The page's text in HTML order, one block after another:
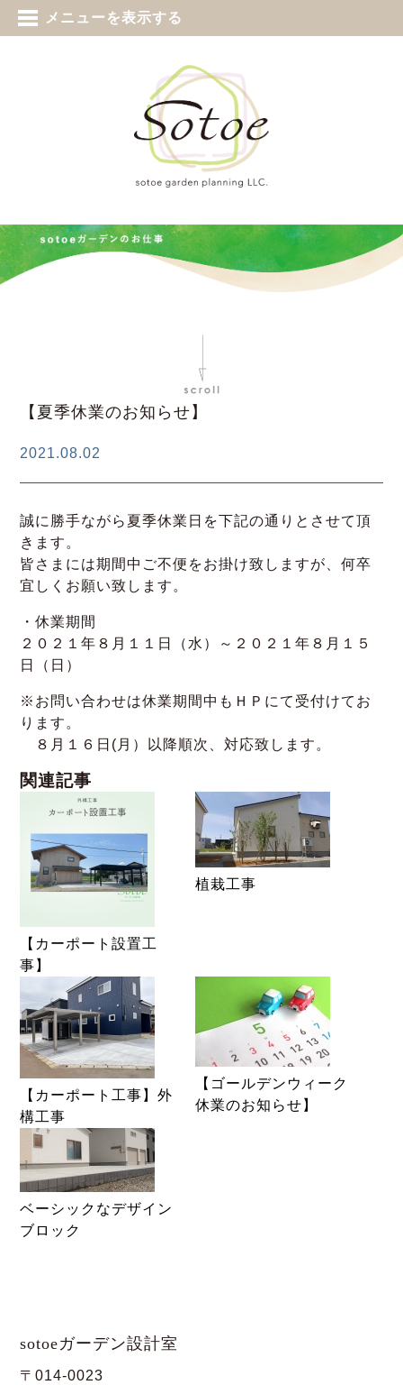
メニューを表示する
tel 0187-73-5388
【夏季休業のお知らせ】
2021.08.02
誠に勝手ながら夏季休業日を下記の通りとさせて頂
きます。
皆さまには期間中ご不便をお掛け致しますが、何卒
宜しくお願い致します。
・休業期間
２０２１年８月１１日（水）～２０２１年８月１５
日（日）
※お問い合わせは休業期間中もＨＰにて受付けてお
ります。
８月１６日(月）以降順次、対応致します。
関連記事
【カーポート設置工
事】
植栽工事
【カーポート工事】外
構工事
【ゴールデンウィーク
休業のお知らせ】
ベーシックなデザイン
ブロック
sotoeガーデン設計室
〒014-0023